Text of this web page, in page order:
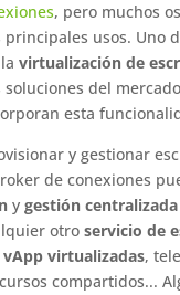
, pero muchos
principales usos. Uno
virtualización de
soluciones del
esta
y gestionar
de conexiones
y gestión centralizada
otro servicio de
vApp virtualizadas,
compartidos...